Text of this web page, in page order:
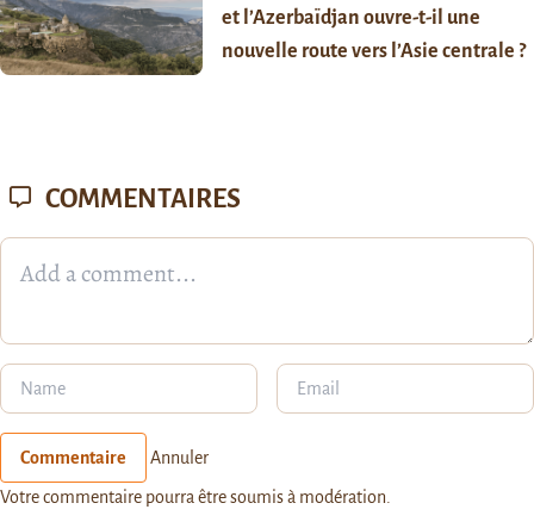
et l’Azerbaïdjan ouvre-t-il une
nouvelle route vers l’Asie centrale ?
COMMENTAIRES
Commentaire Annuler
Votre commentaire pourra être soumis à modération.